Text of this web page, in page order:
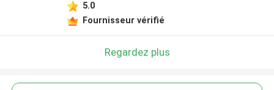
5.0
Fournisseur vérifié
Regardez plus